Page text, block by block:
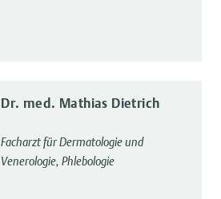
Dr. med. Mathias Dietrich
Facharzt für Dermatologie und
Venerologie, Phlebologie